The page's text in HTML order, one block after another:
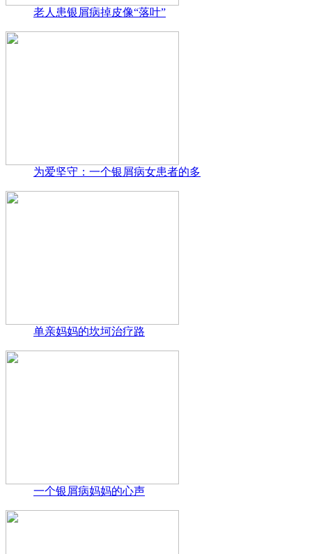
老人患银屑病掉皮像“落叶”
为爱坚守：一个银屑病女患者的多
单亲妈妈的坎坷治疗路
一个银屑病妈妈的心声